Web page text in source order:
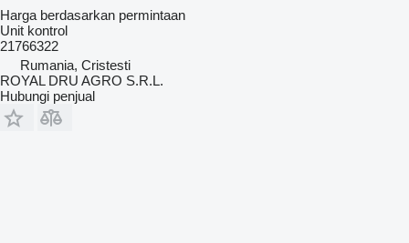
Harga berdasarkan permintaan
Unit kontrol
21766322
Rumania, Cristesti
ROYAL DRU AGRO S.R.L.
Hubungi penjual